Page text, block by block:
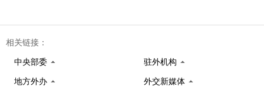
相关链接：
中央部委 驻外机构
地方外办 外交新媒体